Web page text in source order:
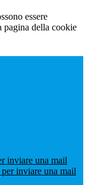
essere
pagina della cookie
inviare una mail
inviare una mail